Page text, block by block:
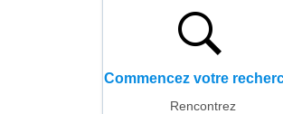
Commencez votre
Rencontrez